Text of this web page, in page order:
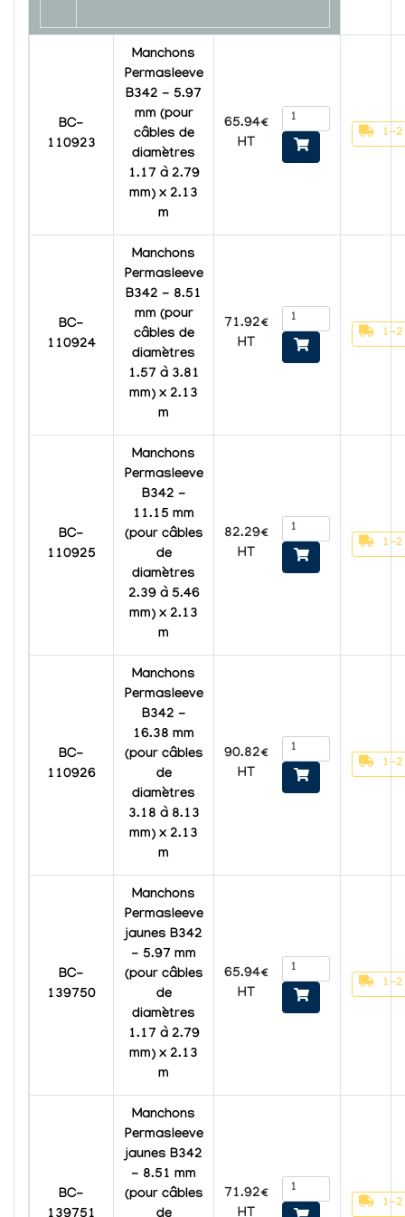
BC-
110923
Manchons
Permasleeve
B342 - 5.97
mm (pour
câbles de
diamètres
1.17 à 2.79
mm) x 2.13
m
65.94€
HT
1-
BC-
110924
Manchons
Permasleeve
B342 - 8.51
mm (pour
câbles de
diamètres
1.57 à 3.81
mm) x 2.13
m
71.92€
HT
1-
BC-
110925
Manchons
Permasleeve
B342 -
11.15 mm
(pour câbles
de
diamètres
2.39 à 5.46
mm) x 2.13
m
82.29€
HT
1-
BC-
110926
Manchons
Permasleeve
B342 -
16.38 mm
(pour câbles
de
diamètres
3.18 à 8.13
mm) x 2.13
m
90.82€
HT
1-
BC-
139750
Manchons
Permasleeve
jaunes B342
- 5.97 mm
(pour câbles
de
diamètres
1.17 à 2.79
mm) x 2.13
m
65.94€
HT
1-
BC-
Manchons
Permasleeve
jaunes B342
- 8.51 mm
(pour câbles
71.92€
1-